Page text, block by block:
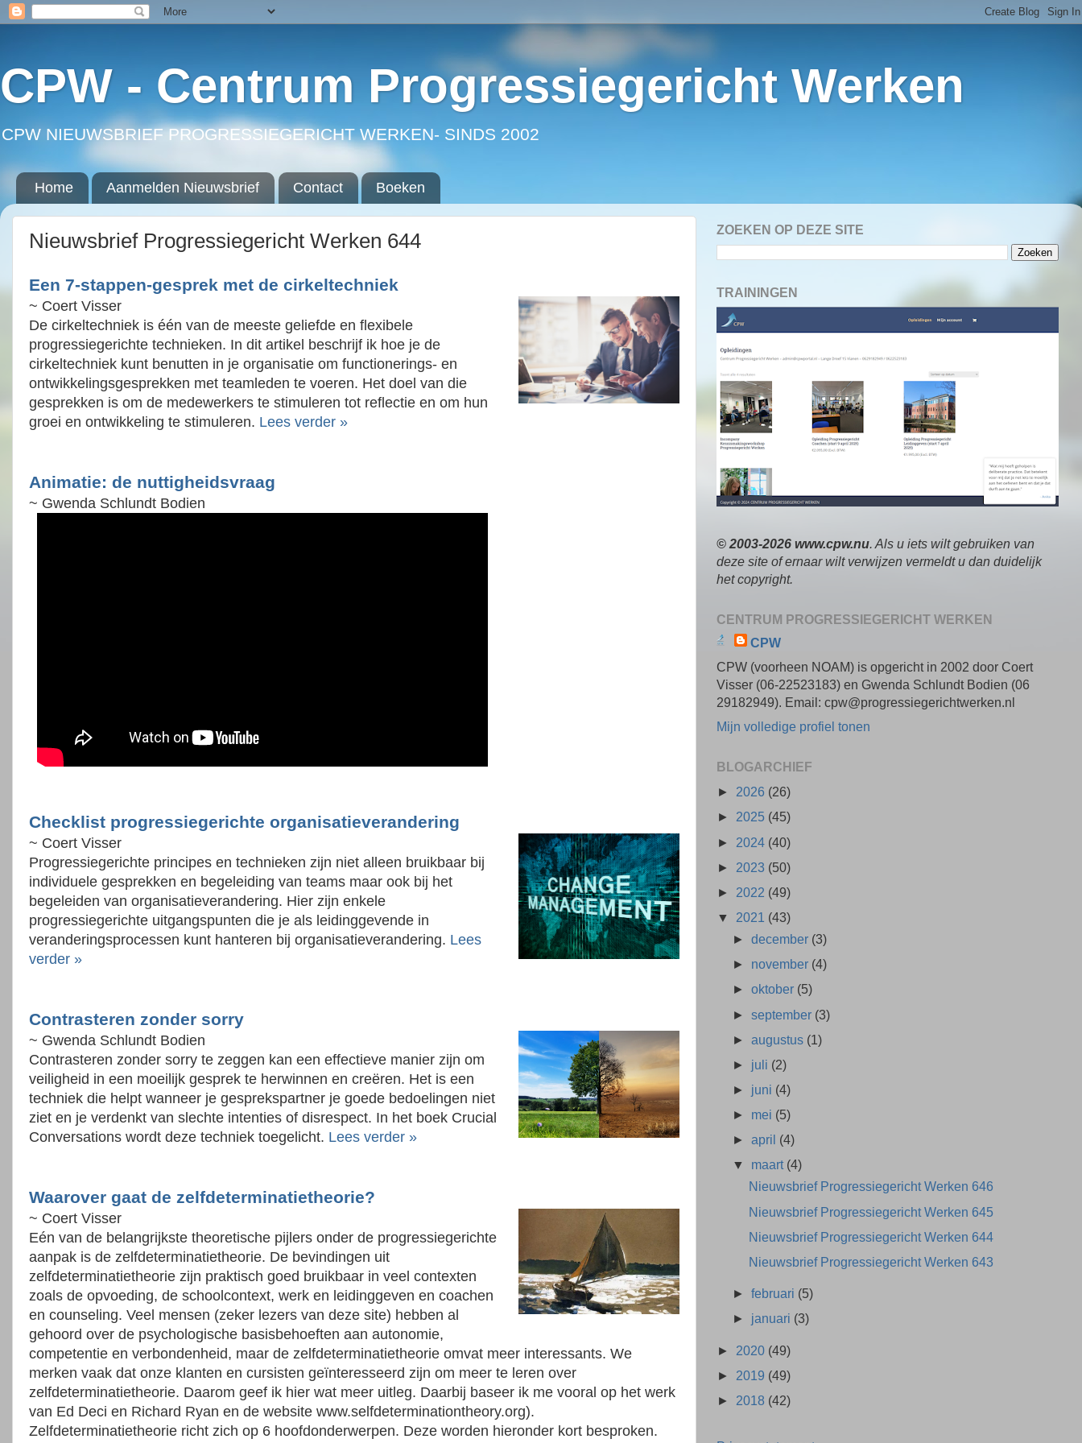
CPW - Centrum Progressiegericht Werken
CPW NIEUWSBRIEF PROGRESSIEGERICHT WERKEN- SINDS 2002
Home Aanmelden Nieuwsbrief Contact Boeken
Nieuwsbrief Progressiegericht Werken 644
Een 7-stappen-gesprek met de cirkeltechniek
~ Coert Visser
De cirkeltechniek is één van de meeste geliefde en flexibele
progressiegerichte technieken. In dit artikel beschrijf ik hoe je de
cirkeltechniek kunt benutten in je organisatie om functionerings- en
ontwikkelingsgesprekken met teamleden te voeren. Het doel van die
gesprekken is om de medewerkers te stimuleren tot reflectie en om hun
groei en ontwikkeling te stimuleren. Lees verder »
Animatie: de nuttigheidsvraag
~ Gwenda Schlundt Bodien
Checklist progressiegerichte organisatieverandering
~ Coert Visser
Progressiegerichte principes en technieken zijn niet alleen bruikbaar bij
individuele gesprekken en begeleiding van teams maar ook bij het
begeleiden van organisatieverandering. Hier zijn enkele
progressiegerichte uitgangspunten die je als leidinggevende in
veranderingsprocessen kunt hanteren bij organisatieverandering. Lees
verder »
Contrasteren zonder sorry
~ Gwenda Schlundt Bodien
Contrasteren zonder sorry te zeggen kan een effectieve manier zijn om
veiligheid in een moeilijk gesprek te herwinnen en creëren. Het is een
techniek die helpt wanneer je gesprekspartner je goede bedoelingen niet
ziet en je verdenkt van slechte intenties of disrespect. In het boek Crucial
Conversations wordt deze techniek toegelicht. Lees verder »
Waarover gaat de zelfdeterminatietheorie?
~ Coert Visser
Eén van de belangrijkste theoretische pijlers onder de progressiegerichte
aanpak is de zelfdeterminatietheorie. De bevindingen uit
zelfdeterminatietheorie zijn praktisch goed bruikbaar in veel contexten
zoals de opvoeding, de schoolcontext, werk en leidinggeven en coachen
en counseling. Veel mensen (zeker lezers van deze site) hebben al
gehoord over de psychologische basisbehoeften aan autonomie,
competentie en verbondenheid, maar de zelfdeterminatietheorie omvat meer interessants. We
merken vaak dat onze klanten en cursisten geïnteresseerd zijn om meer te leren over
zelfdeterminatietheorie. Daarom geef ik hier wat meer uitleg. Daarbij baseer ik me vooral op het werk
van Ed Deci en Richard Ryan en de website www.selfdeterminationtheory.org).
Zelfdeterminatietheorie richt zich op 6 hoofdonderwerpen. Deze worden hieronder kort besproken.
ZOEKEN OP DEZE SITE
TRAININGEN
© 2003-2026 www.cpw.nu. Als u iets wilt gebruiken van
deze site of ernaar wilt verwijzen vermeldt u dan duidelijk
het copyright.
CENTRUM PROGRESSIEGERICHT WERKEN
CPW
CPW (voorheen NOAM) is opgericht in 2002 door Coert
Visser (06-22523183) en Gwenda Schlundt Bodien (06
29182949). Email: cpw@progressiegerichtwerken.nl
Mijn volledige profiel tonen
BLOGARCHIEF
► 2026 (26)
► 2025 (45)
► 2024 (40)
► 2023 (50)
► 2022 (49)
▼ 2021 (43)
►december (3)
► november (4)
►oktober (5)
►september (3)
►augustus (1)
► juli (2)
► juni (4)
► mei (5)
►april (4)
▼ maart (4)
Nieuwsbrief Progressiegericht Werken 646
Nieuwsbrief Progressiegericht Werken 645
Nieuwsbrief Progressiegericht Werken 644
Nieuwsbrief Progressiegericht Werken 643
►februari (5)
► januari (3)
► 2020 (49)
► 2019 (49)
► 2018 (42)